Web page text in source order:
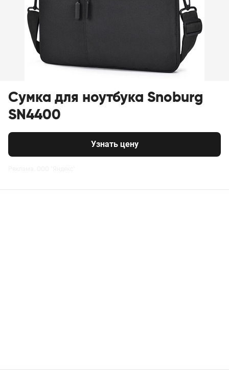
Сумка для ноутбука Snoburg
SN4400
Узнать цену